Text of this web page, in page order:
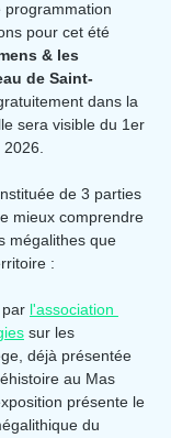
programmation
pour cet été
& les
de Saint-
dans la
sera visible du 1er
de 3 parties
mieux comprendre
mégalithes que
:
l'association
sur les
déjà présentée
au Mas
présente le
du